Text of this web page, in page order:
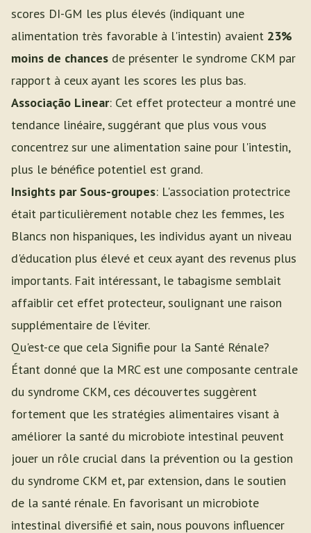
scores DI-GM les plus élevés (indiquant une
alimentation très favorable à l'intestin) avaient 23%
moins de chances de présenter le syndrome CKM par
rapport à ceux ayant les scores les plus bas.
Associação Linear: Cet effet protecteur a montré une
tendance linéaire, suggérant que plus vous vous
concentrez sur une alimentation saine pour l'intestin,
plus le bénéfice potentiel est grand.
Insights par Sous-groupes: L'association protectrice
était particulièrement notable chez les femmes, les
Blancs non hispaniques, les individus ayant un niveau
d'éducation plus élevé et ceux ayant des revenus plus
importants. Fait intéressant, le tabagisme semblait
affaiblir cet effet protecteur, soulignant une raison
supplémentaire de l'éviter.
Qu'est-ce que cela Signifie pour la Santé Rénale?
Étant donné que la MRC est une composante centrale
du syndrome CKM, ces découvertes suggèrent
fortement que les stratégies alimentaires visant à
améliorer la santé du microbiote intestinal peuvent
jouer un rôle crucial dans la prévention ou la gestion
du syndrome CKM et, par extension, dans le soutien
de la santé rénale. En favorisant un microbiote
intestinal diversifié et sain, nous pouvons influencer